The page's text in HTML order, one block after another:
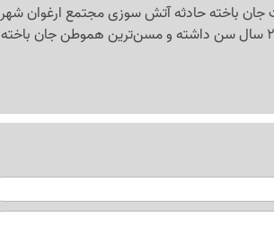
جان باخته حادثه آتش سوزی مجتمع ارغوان شهر
اندیشه را اعلام کرد که کمترین جان باخته 20 سال سن داشته و مسن‌ترین هموطن جان باخته